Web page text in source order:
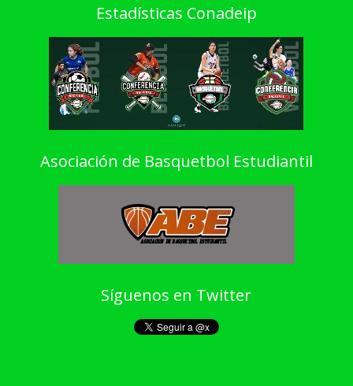
Estadísticas Conadeip
Asociación de Basquetbol Estudiantil
Síguenos en Twitter